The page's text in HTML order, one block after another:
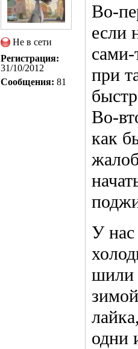
Не в сети
Регистрация:
31/10/2012
Сообщения: 81
Во-
если
сами-
при
Во-
как
У
шили
одни